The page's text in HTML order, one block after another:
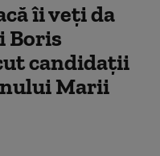
îi veți da
Boris
candidații
Marii